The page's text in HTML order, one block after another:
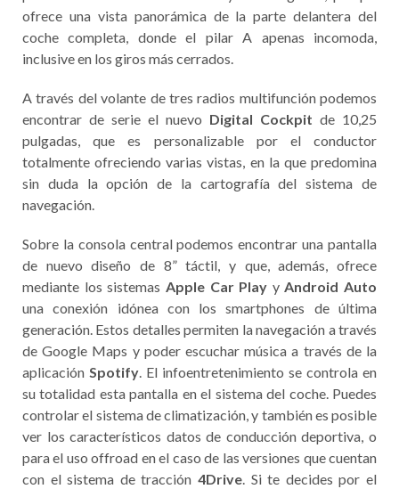
ofrece una vista panorámica de la parte delantera del
coche completa, donde el pilar A apenas incomoda,
inclusive en los giros más cerrados.
A través del volante de tres radios multifunción podemos
encontrar de serie el nuevo Digital Cockpit de 10,25
pulgadas, que es personalizable por el conductor
totalmente ofreciendo varias vistas, en la que predomina
sin duda la opción de la cartografía del sistema de
navegación.
Sobre la consola central podemos encontrar una pantalla
de nuevo diseño de 8” táctil, y que, además, ofrece
mediante los sistemas Apple Car Play yAndroid Auto
una conexión idónea con los smartphones de última
generación. Estos detalles permiten la navegación a través
de Google Maps y poder escuchar música a través de la
aplicación Spotify. El infoentretenimiento se controla en
su totalidad esta pantalla en el sistema del coche. Puedes
controlar el sistema de climatización, y también es posible
ver los característicos datos de conducción deportiva, o
para el uso offroad en el caso de las versiones que cuentan
con el sistema de tracción 4Drive. Si te decides por el